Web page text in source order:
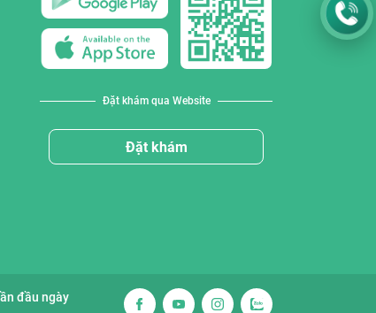
Đặt khám qua Website
Đặt khám
đầu ngày